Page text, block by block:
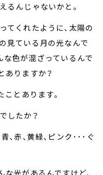
るんじゃないかと。
てくれたように、太陽の
見ている月の光なんで
な色が混ざっているんで
ありますか？
とあります。
したか？
赤、黄緑、ピンク･･･ぐ
光があるんですけど、